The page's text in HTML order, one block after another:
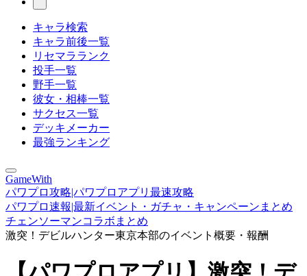
キャラ検索
キャラ前後一覧
リセマラランク
投手一覧
野手一覧
彼女・相棒一覧
サクセス一覧
デッキメーカー
最強ランキング
GameWith
パワプロ攻略|パワプロアプリ最速攻略
パワプロ速報|最新イベント・ガチャ・キャンペーンまとめ
チェンソーマンコラボまとめ
激突！デビルハンター東京本部のイベント概要・報酬